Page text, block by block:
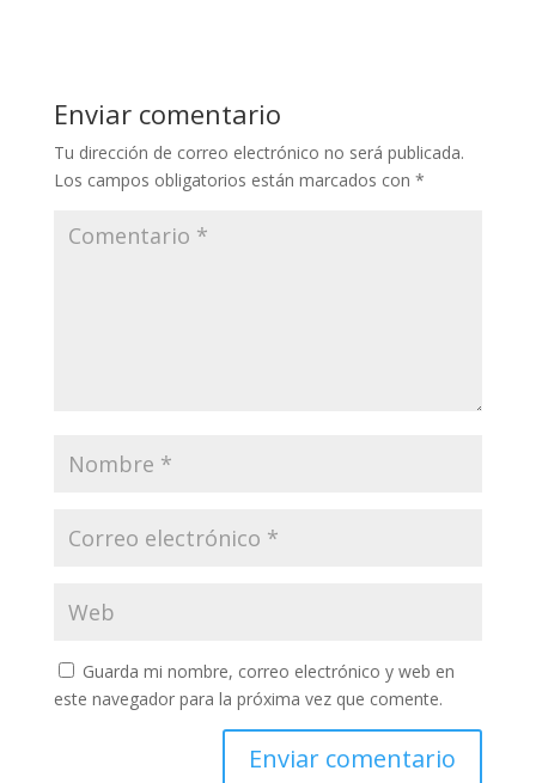
Enviar comentario
Tu dirección de correo electrónico no será publicada.
Los campos obligatorios están marcados con *
Guarda mi nombre, correo electrónico y web en
este navegador para la próxima vez que comente.